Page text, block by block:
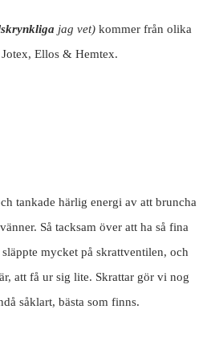
jag vet) kommer från olika
Ellos & Hemtex.
tankade härlig energi av att bruncha
Så tacksam över att ha så fina
mycket på skrattventilen, och
att få ur sig lite. Skrattar gör vi nog
såklart, bästa som finns.